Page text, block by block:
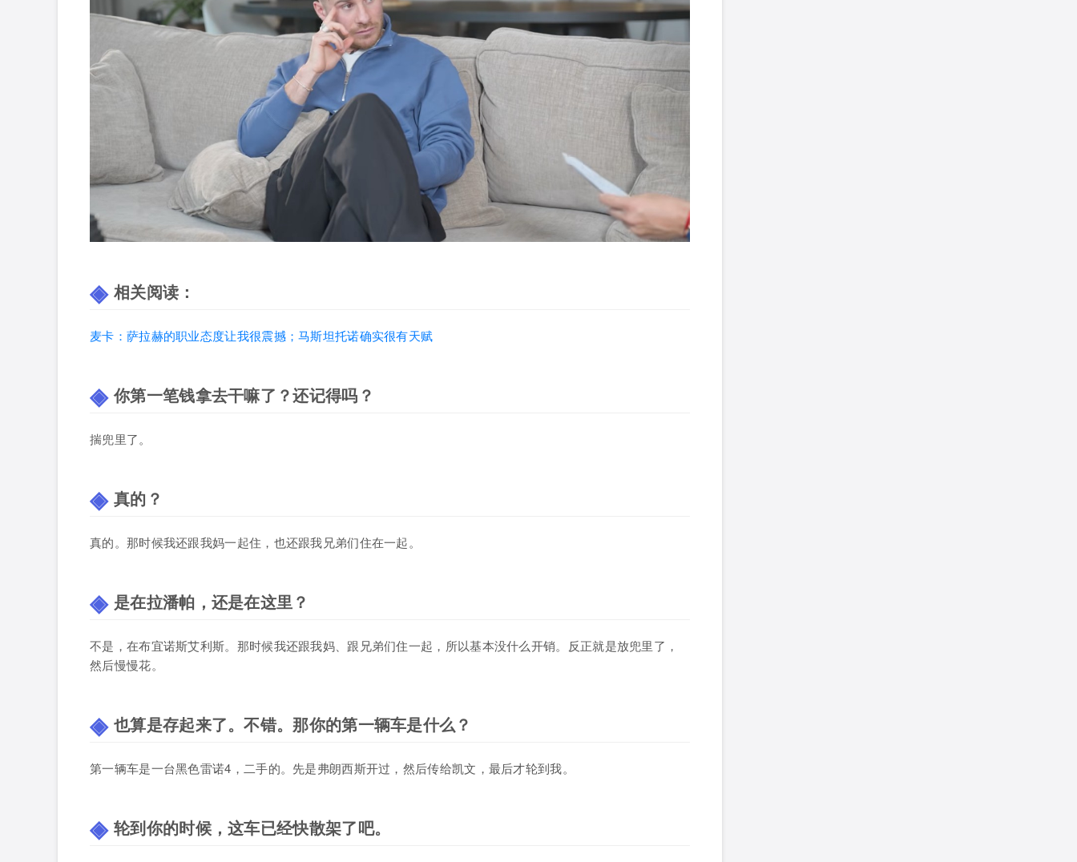
相关阅读：
麦卡：萨拉赫的职业态度让我很震撼；马斯坦托诺确实很有天赋
你第一笔钱拿去干嘛了？还记得吗？
揣兜里了。
真的？
真的。那时候我还跟我妈一起住，也还跟我兄弟们住在一起。
是在拉潘帕，还是在这里？
不是，在布宜诺斯艾利斯。那时候我还跟我妈、跟兄弟们住一起，所以基本没什么开销。反正就是放兜里了，
然后慢慢花。
也算是存起来了。不错。那你的第一辆车是什么？
第一辆车是一台黑色雷诺4，二手的。先是弗朗西斯开过，然后传给凯文，最后才轮到我。
轮到你的时候，这车已经快散架了吧。